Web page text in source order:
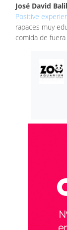
José David
Positive
rapaces muy
comida de fuera